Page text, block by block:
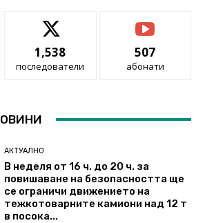
1,538
последователи
507
абонати
АКТУАЛНО
В неделя от 16 ч. до 20 ч. за
повишаване на безопасността ще
се ограничи движението на
тежкотоварните камиони над 12 т
в посока...